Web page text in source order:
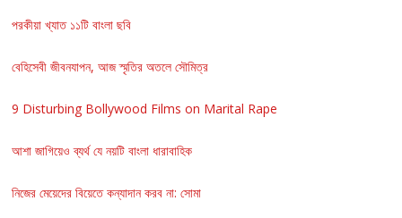
পরকীয়া খ্যাত ১১টি বাংলা ছবি
বেহিসেবী জীবনযাপন, আজ স্মৃতির অতলে সৌমিত্র
9 Disturbing Bollywood Films on Marital Rape
আশা জাগিয়েও ব্যর্থ যে নয়টি বাংলা ধারাবাহিক
নিজের মেয়েদের বিয়েতে কন্যাদান করব না: সোমা